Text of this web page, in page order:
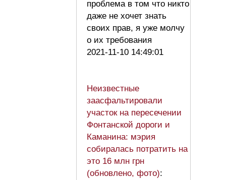
проблема в том что никто
даже не хочет знать
своих прав, я уже молчу
о их требования
2021-11-10 14:49:01
Неизвестные
заасфальтировали
участок на пересечении
Фонтанской дороги и
Каманина: мэрия
собиралась потратить на
это 16 млн грн
(обновлено, фото):